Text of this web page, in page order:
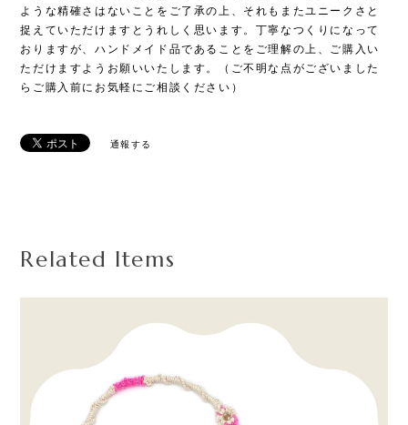
ような精確さはないことをご了承の上、それもまたユニークさと
捉えていただけますとうれしく思います。丁寧なつくりになって
おりますが、ハンドメイド品であることをご理解の上、ご購入い
ただけますようお願いいたします。（ご不明な点がございました
らご購入前にお気軽にご相談ください）
通報する
Related Items